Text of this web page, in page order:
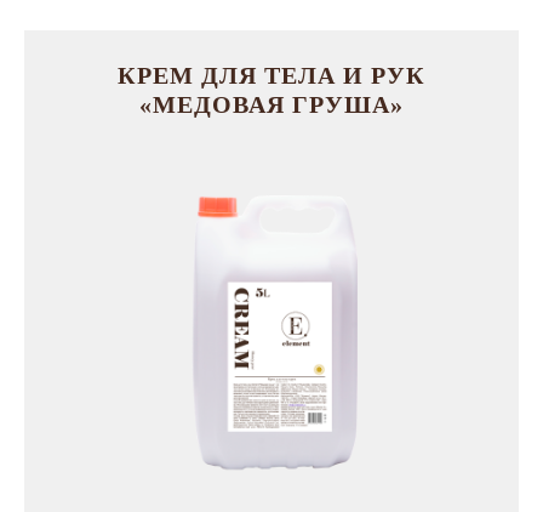
КРЕМ ДЛЯ ТЕЛА И РУК
«МЕДОВАЯ ГРУША»